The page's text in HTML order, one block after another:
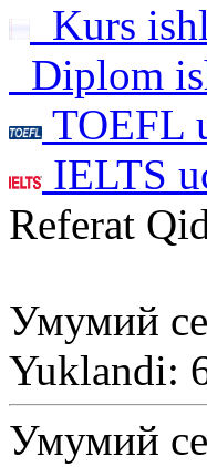
Kurs
Diplom
TOEFL
IELTS
Referat
Умумий
Yuklandi:
Умумий